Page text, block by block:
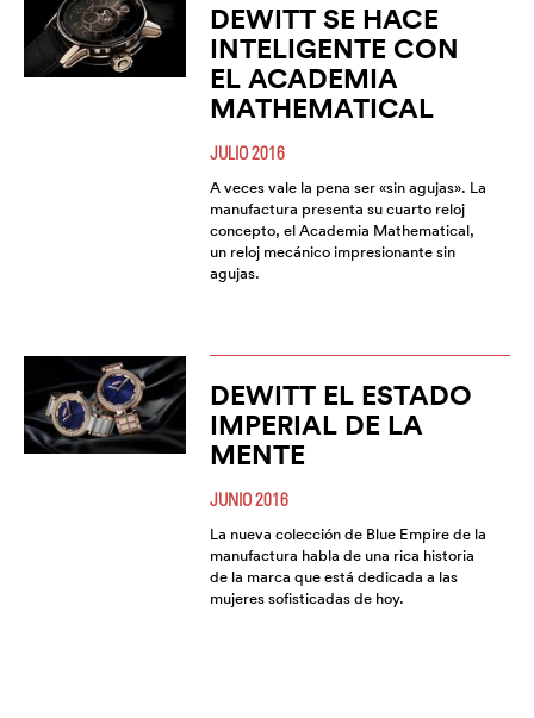
DEWITT SE HACE
INTELIGENTE CON
EL ACADEMIA
MATHEMATICAL
JULIO 2016
A veces vale la pena ser «sin agujas». La
manufactura presenta su cuarto reloj
concepto, el Academia Mathematical,
un reloj mecánico impresionante sin
agujas.
DEWITT EL ESTADO
IMPERIAL DE LA
MENTE
JUNIO 2016
La nueva colección de Blue Empire de la
manufactura habla de una rica historia
de la marca que está dedicada a las
mujeres sofisticadas de hoy.